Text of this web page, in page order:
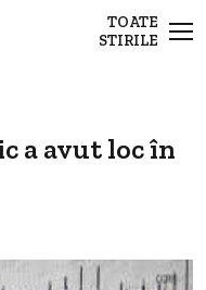
TOATE
STIRILE
a avut loc în